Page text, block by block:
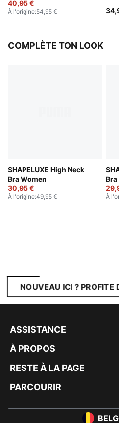
40,95 €
À l'origine:54,95 €
COMPLÈTE TON LOOK
SHAPELUXE High Neck
Bra Women
30,95 €
À l'origine:49,95 €
Bra
À
NOUVEAU ICI ? PROFITE
ASSISTANCE
À PROPOS
RESTE À LA PAGE
PARCOURIR